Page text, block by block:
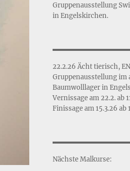
Gruppenausstellung
in Engelskirchen.
22.2.26 Ächt tierisch,
Gruppenausstellung im
Baumwolllager in
Vernissage am 22.2. ab
Finissage am 15.3.26 ab
Nächste Malkurse: